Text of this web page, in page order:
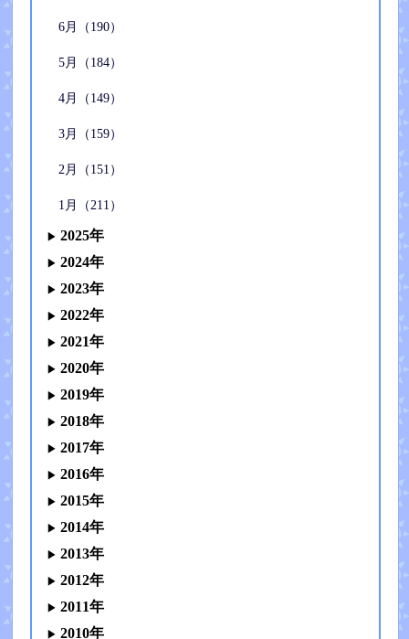
6月（190）
5月（184）
4月（149）
3月（159）
2月（151）
1月（211）
2025年
2024年
2023年
2022年
2021年
2020年
2019年
2018年
2017年
2016年
2015年
2014年
2013年
2012年
2011年
2010年